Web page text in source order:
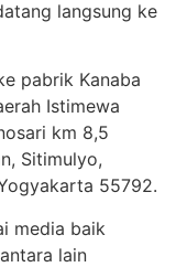
langsung ke
pabrik Kanaba
Istimewa
km 8,5
Sitimulyo,
55792.
media baik
lain